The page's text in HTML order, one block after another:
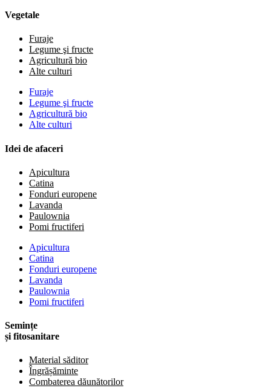
Vegetale
Furaje
Legume şi fructe
Agricultură bio
Alte culturi
Furaje
Legume şi fructe
Agricultură bio
Alte culturi
Idei de afaceri
Apicultura
Catina
Fonduri europene
Lavanda
Paulownia
Pomi fructiferi
Apicultura
Catina
Fonduri europene
Lavanda
Paulownia
Pomi fructiferi
Semințe
și fitosanitare
Material săditor
Îngrășăminte
Combaterea dăunătorilor